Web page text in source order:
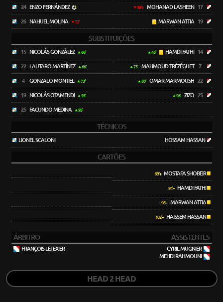
24 ENZO FERNÁNDEZ
26 NAHUEL MOLINA 73'
96'+ MOHANAD LASHEEN 17
MARWAN ATTIA 19
SUBSTITUIÇÕES
15 NICOLÁS GONZÁLEZ 66'
22 LAUTARO MARTÍNEZ 66'
4 GONZALO MONTIEL 73'
19 NICOLÁS OTAMENDI 95'
25 FACUNDO MEDINA 95'
46' HAMDI FATHI 14
73' MAHMOUD TRÉZÉGUET 7
80' OMAR MARMOUSH 22
96' ZIZO 25
TÉCNICOS
LIONEL SCALONI HOSSAM HASSAN
CARTÕES
93'+MOSTAFA SHOBEIR
94'+HAMDI FATHI
98'+MARWAN ATTIA
102'+HAISSEM HASSAN
ÁRBITRO ASSISTENTES
FRANÇOIS LETEXIER
CYRIL MUGNIER
MEHDI RAHMOUNI
HEAD 2 HEAD